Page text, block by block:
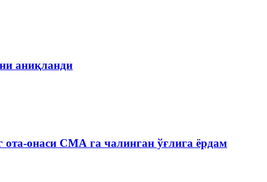
аниқланди
онаси СМА га чалинган ўғлига ёрдам